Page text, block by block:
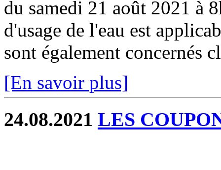
du samedi 21 août 2021 à
d'usage de l'eau est
sont également concernés
[En savoir plus]
24.08.2021 LES